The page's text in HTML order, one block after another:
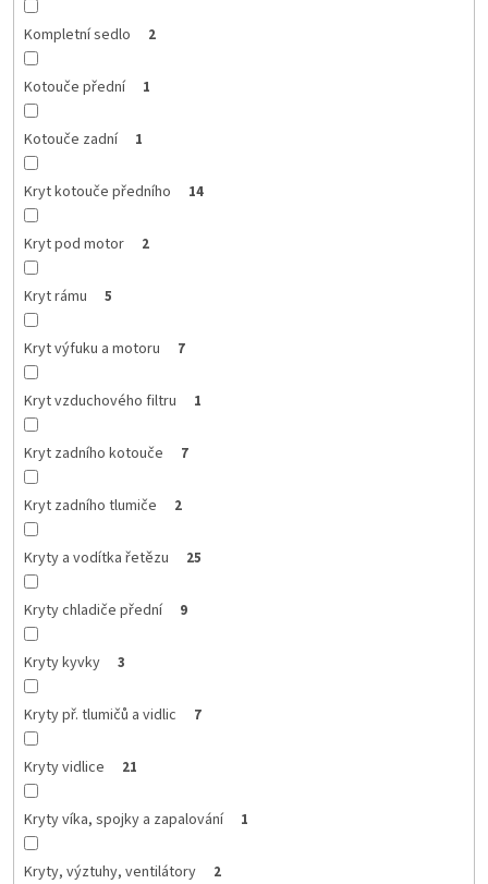
Kompletní sedlo 2
Kotouče přední 1
Kotouče zadní 1
Kryt kotouče předního 14
Kryt pod motor 2
Kryt rámu 5
Kryt výfuku a motoru 7
Kryt vzduchového filtru 1
Kryt zadního kotouče 7
Kryt zadního tlumiče 2
Kryty a vodítka řetězu 25
Kryty chladiče přední 9
Kryty kyvky 3
Kryty př. tlumičů a vidlic 7
Kryty vidlice 21
Kryty víka, spojky a zapalování 1
Kryty, výztuhy, ventilátory 2